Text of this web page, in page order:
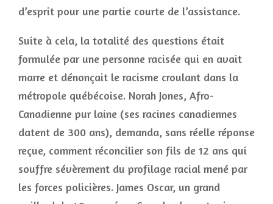
d’esprit pour une partie courte de l’assistance.
Suite à cela, la totalité des questions était
formulée par une personne racisée qui en avait
marre et dénonçait le racisme croulant dans la
métropole québécoise. Norah Jones, Afro-
Canadienne pur laine (ses racines canadiennes
datent de 300 ans), demanda, sans réelle réponse
reçue, comment réconcilier son fils de 12 ans qui
souffre sévèrement du profilage racial mené par
les forces policières. James Oscar, un grand